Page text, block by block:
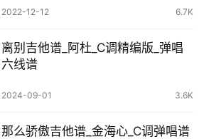
2022-12-12 6.7K
离别吉他谱_阿杜_C调精编版_弹唱
六线谱
2024-09-01 3.6K
那么骄傲吉他谱_金海心_C调弹唱谱